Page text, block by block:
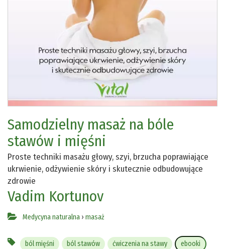
Samodzielny masaż na bóle
stawów i mięśni
Proste techniki masażu głowy, szyi, brzucha poprawiające
ukrwienie, odżywienie skóry i skutecznie odbudowujące
zdrowie
Vadim Kortunov
Medycyna naturalna › masaż
ból mięśni ból stawów ćwiczenia na stawy ebooki